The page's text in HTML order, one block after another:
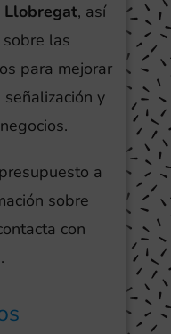
Llobregat, así
las
para mejorar
y
a
sobre
con